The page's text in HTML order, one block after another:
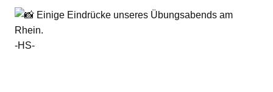
Einige Eindrücke unseres Übungsabends am
Rhein.
-HS-